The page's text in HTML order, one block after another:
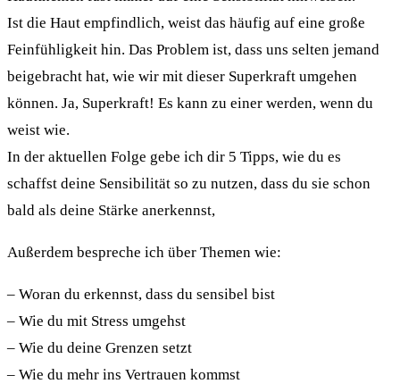
Ist die Haut empfindlich, weist das häufig auf eine große
Feinfühligkeit hin. Das Problem ist, dass uns selten jemand
beigebracht hat, wie wir mit dieser Superkraft umgehen
können. Ja, Superkraft! Es kann zu einer werden, wenn du
weist wie.
In der aktuellen Folge gebe ich dir 5 Tipps, wie du es
schaffst deine Sensibilität so zu nutzen, dass du sie schon
bald als deine Stärke anerkennst,
Außerdem bespreche ich über Themen wie:
– Woran du erkennst, dass du sensibel bist
– Wie du mit Stress umgehst
– Wie du deine Grenzen setzt
– Wie du mehr ins Vertrauen kommst